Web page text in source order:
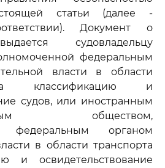
статьи (далее -
Документ о
судовладельцу
федеральным
власти в области
классификацию и
судов, или иностранным
обществом,
федеральным органом
в области транспорта
и освидетельствование